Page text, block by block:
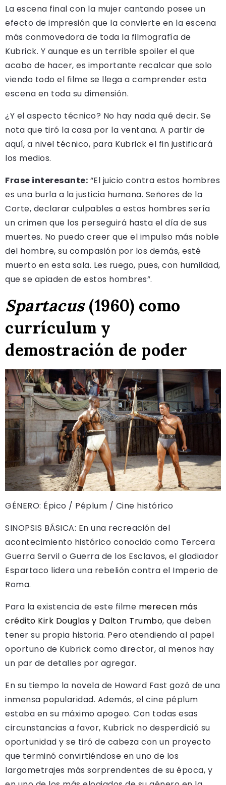
La escena final con la mujer cantando posee un
efecto de impresión que la convierte en la escena
más conmovedora de toda la filmografía de
Kubrick. Y aunque es un terrible spoiler el que
acabo de hacer, es importante recalcar que solo
viendo todo el filme se llega a comprender esta
escena en toda su dimensión.
¿Y el aspecto técnico? No hay nada qué decir. Se
nota que tiró la casa por la ventana. A partir de
aquí, a nivel técnico, para Kubrick el fin justificará
los medios.
Frase interesante: “El juicio contra estos hombres
es una burla a la justicia humana. Señores de la
Corte, declarar culpables a estos hombres sería
un crimen que los perseguirá hasta el día de sus
muertes. No puedo creer que el impulso más noble
del hombre, su compasión por los demás, esté
muerto en esta sala. Les ruego, pues, con humildad,
que se apiaden de estos hombres”.
Spartacus(1960) como
currículum y
demostración de poder
GÉNERO: Épico / Péplum / Cine histórico
SINOPSIS BÁSICA: En una recreación del
acontecimiento histórico conocido como Tercera
Guerra Servil o Guerra de los Esclavos, el gladiador
Espartaco lidera una rebelión contra el Imperio de
Roma.
Para la existencia de este filme merecen más
crédito Kirk Douglas y Dalton Trumbo, que deben
tener su propia historia. Pero atendiendo al papel
oportuno de Kubrick como director, al menos hay
un par de detalles por agregar.
En su tiempo la novela de Howard Fast gozó de una
inmensa popularidad. Además, el cine péplum
estaba en su máximo apogeo. Con todas esas
circunstancias a favor, Kubrick no desperdició su
oportunidad y se tiró de cabeza con un proyecto
que terminó convirtiéndose en uno de los
largometrajes más sorprendentes de su época, y